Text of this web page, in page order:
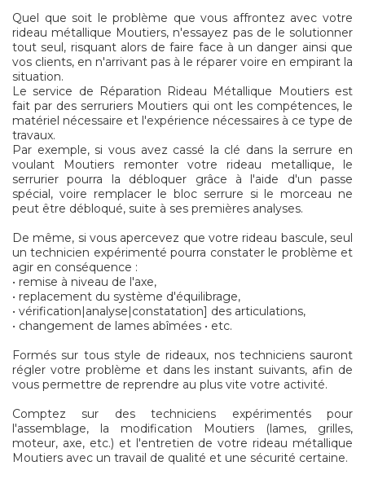
Quel que soit le problème que vous affrontez avec votre
rideau métallique Moutiers, n'essayez pas de le solutionner
tout seul, risquant alors de faire face à un danger ainsi que
vos clients, en n'arrivant pas à le réparer voire en empirant la
situation.
Le service de Réparation Rideau Métallique Moutiers est
fait par des serruriers Moutiers qui ont les compétences, le
matériel nécessaire et l'expérience nécessaires à ce type de
travaux.
Par exemple, si vous avez cassé la clé dans la serrure en
voulant Moutiers remonter votre rideau metallique, le
serrurier pourra la débloquer grâce à l'aide d'un passe
spécial, voire remplacer le bloc serrure si le morceau ne
peut être débloqué, suite à ses premières analyses.
De même, si vous apercevez que votre rideau bascule, seul
un technicien expérimenté pourra constater le problème et
agir en conséquence :
• remise à niveau de l'axe,
• replacement du système d'équilibrage,
• vérification|analyse|constatation] des articulations,
• changement de lames abîmées • etc.
Formés sur tous style de rideaux, nos techniciens sauront
régler votre problème et dans les instant suivants, afin de
vous permettre de reprendre au plus vite votre activité.
Comptez sur des techniciens expérimentés pour
l'assemblage, la modification Moutiers (lames, grilles,
moteur, axe, etc.) et l'entretien de votre rideau métallique
Moutiers avec un travail de qualité et une sécurité certaine.